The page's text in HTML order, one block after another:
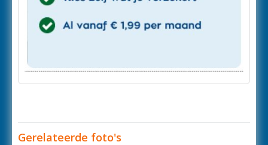
Gerelateerde foto's